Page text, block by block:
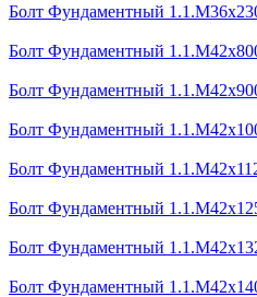
Болт Фундаментный
Болт Фундаментный
Болт Фундаментный
Болт Фундаментный
Болт Фундаментный
Болт Фундаментный
Болт Фундаментный
Болт Фундаментный